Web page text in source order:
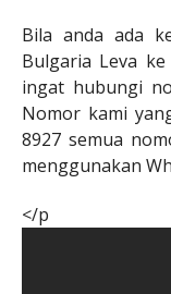
Bila anda ada
Bulgaria Leva
ingat hubungi
Nomor kami
8927 semua
menggunakan
</p